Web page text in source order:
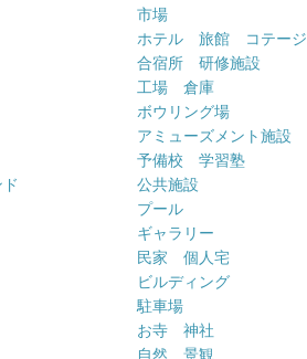
市場
ホテル 旅館 コテージ
合宿所 研修施設
工場 倉庫
ボウリング場
アミューズメント施設
予備校 学習塾
公共施設
プール
ギャラリー
民家 個人宅
ビルディング
駐車場
お寺 神社
自然 景観